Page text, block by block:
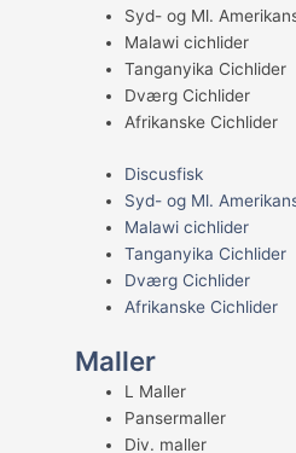
Syd- og Ml.
Malawi cichlider
Tanganyika Cichlider
Dværg Cichlider
Afrikanske Cichlider
Discusfisk
Syd- og Ml.
Malawi cichlider
Tanganyika Cichlider
Dværg Cichlider
Afrikanske Cichlider
Maller
L Maller
Pansermaller
Div. maller